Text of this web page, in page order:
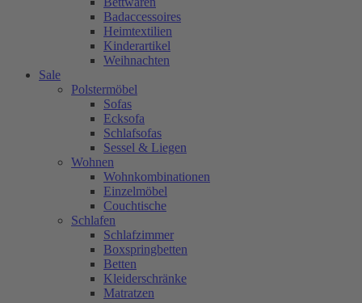
Badaccessoires
Heimtextilien
Kinderartikel
Weihnachten
Sale
Polstermöbel
Sofas
Ecksofa
Schlafsofas
Sessel & Liegen
Wohnen
Wohnkombinationen
Einzelmöbel
Couchtische
Schlafen
Schlafzimmer
Boxspringbetten
Betten
Kleiderschränke
Matratzen